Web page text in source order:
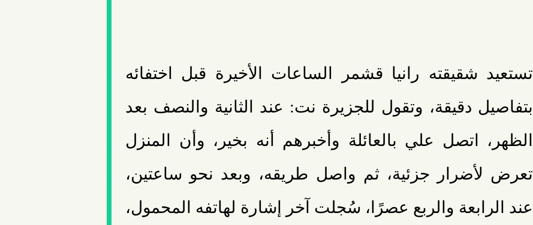
تستعيد شقيقته رانيا قشمر الساعات الأخيرة قبل اختفائه
بتفاصيل دقيقة، وتقول للجزيرة نت: عند الثانية والنصف بعد
الظهر، اتصل علي بالعائلة وأخبرهم أنه بخير، وأن المنزل
تعرض لأضرار جزئية، ثم واصل طريقه، وبعد نحو ساعتين،
عند الرابعة والربع عصرًا، سُجلت آخر إشارة لهاتفه المحمول،